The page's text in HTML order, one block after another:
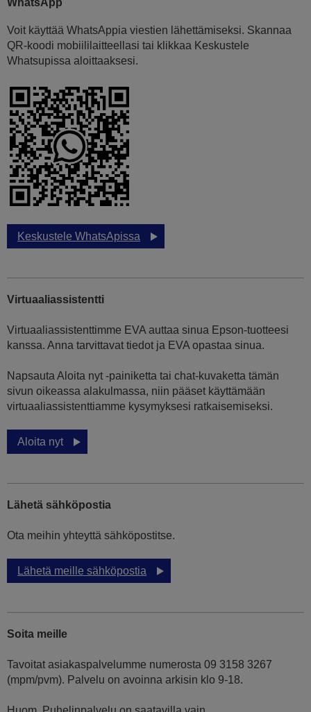
WhatsApp
Voit käyttää WhatsAppia viestien lähettämiseksi. Skannaa
QR-koodi mobiililaitteellasi tai klikkaa Keskustele
Whatsupissa aloittaaksesi.
Keskustele WhatsApissa
Virtuaaliassistentti
Virtuaaliassistenttimme EVA auttaa sinua Epson-tuotteesi
kanssa. Anna tarvittavat tiedot ja EVA opastaa sinua.
Napsauta Aloita nyt -painiketta tai chat-kuvaketta tämän
sivun oikeassa alakulmassa, niin pääset käyttämään
virtuaaliassistenttiamme kysymyksesi ratkaisemiseksi.
Aloita nyt
Lähetä sähköpostia
Ota meihin yhteyttä sähköpostitse.
Lähetä meille sähköpostia
Soita meille
Tavoitat asiakaspalvelumme numerosta 09 3158 3267
(mpm/pvm). Palvelu on avoinna arkisin klo 9-18.